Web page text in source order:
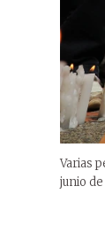
Varias
junio